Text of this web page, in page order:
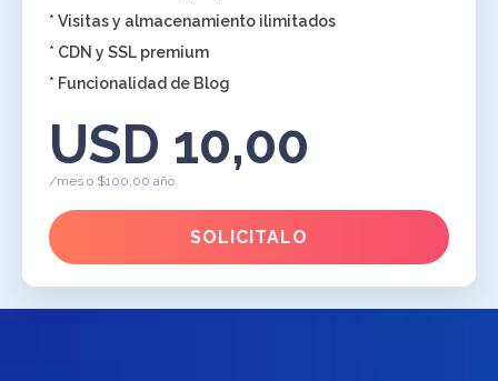
* Visitas y almacenamiento ilimitados
* CDN y SSL premium
* Funcionalidad de Blog
USD 10,00
/mes o $100,00 año
SOLICITALO